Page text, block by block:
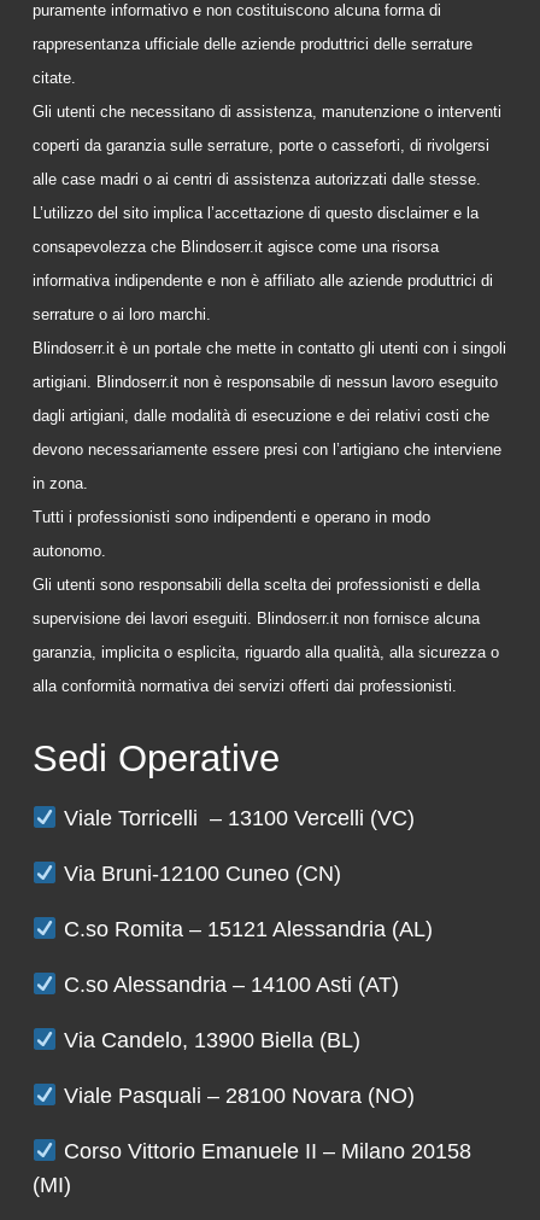
puramente informativo e non costituiscono alcuna forma di
rappresentanza ufficiale delle aziende produttrici delle serrature
citate.
Gli utenti che necessitano di assistenza, manutenzione o interventi
coperti da garanzia sulle serrature, porte o casseforti, di rivolgersi
alle case madri o ai centri di assistenza autorizzati dalle stesse.
L’utilizzo del sito implica l’accettazione di questo disclaimer e la
consapevolezza che Blindoserr.it agisce come una risorsa
informativa indipendente e non è affiliato alle aziende produttrici di
serrature o ai loro marchi.
Blindoserr.it è un portale che mette in contatto gli utenti con i singoli
artigiani. Blindoserr.it non è responsabile di nessun lavoro eseguito
dagli artigiani, dalle modalità di esecuzione e dei relativi costi che
devono necessariamente essere presi con l’artigiano che interviene
in zona.
Tutti i professionisti sono indipendenti e operano in modo
autonomo.
Gli utenti sono responsabili della scelta dei professionisti e della
supervisione dei lavori eseguiti. Blindoserr.it non fornisce alcuna
garanzia, implicita o esplicita, riguardo alla qualità, alla sicurezza o
alla conformità normativa dei servizi offerti dai professionisti.
Sedi Operative
Viale Torricelli – 13100 Vercelli (VC)
Via Bruni-12100 Cuneo (CN)
C.so Romita – 15121 Alessandria (AL)
C.so Alessandria – 14100 Asti (AT)
Via Candelo, 13900 Biella (BL)
Viale Pasquali – 28100 Novara (NO)
Corso Vittorio Emanuele II – Milano 20158
(MI)